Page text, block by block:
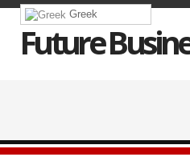
Greek
Future